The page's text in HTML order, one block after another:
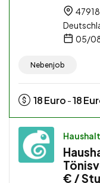
05/
Nebenjob
18Euro -18
Haushalt
€ /